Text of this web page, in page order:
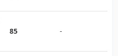
85 -